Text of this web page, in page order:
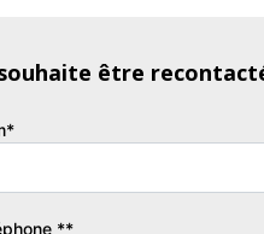
parking AV/AR
libre
être
**